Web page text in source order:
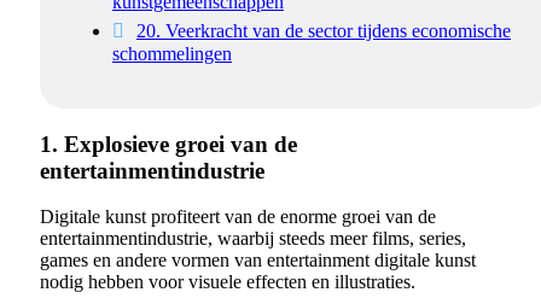
20. Veerkracht van de sector tijdens economische
schommelingen
1. Explosieve groei van de
entertainmentindustrie
Digitale kunst profiteert van de enorme groei van de
entertainmentindustrie, waarbij steeds meer films, series,
games en andere vormen van entertainment digitale kunst
nodig hebben voor visuele effecten en illustraties.